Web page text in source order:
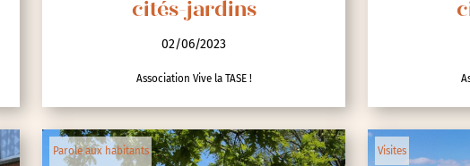
cités-jardins
02/06/2023
Association Vive la TASE !
Parole aux habitants
Visites